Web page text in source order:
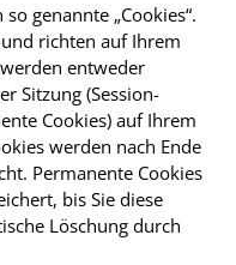
genannte „Cookies“.
richten auf Ihrem
entweder
Sitzung (Session-
Cookies) auf Ihrem
werden nach Ende
Permanente Cookies
bis Sie diese
Löschung durch